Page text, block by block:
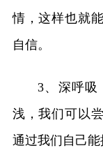
情，这样也就
自信。
3、深呼吸
浅，我们可以
通过我们自己能